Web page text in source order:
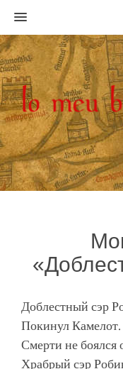
MENU
Доблестный сэр
Покинул Камелот.
Смерти не боялся
Храбрый сэр